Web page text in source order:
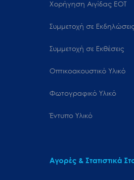
Χορήγηση Αιγίδας ΕΟΤ
Συμμετοχή σε
Συμμετοχή σε Εκθέσεις
Οπτικοακουστικό Υλικό
Φωτογραφικό Υλικό
Έντυπο Υλικό
Αγορές & Στατιστικά